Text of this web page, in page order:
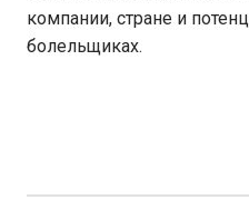
компании, стране и
болельщиках.